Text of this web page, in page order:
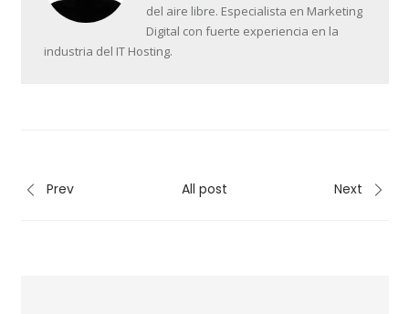
del aire libre. Especialista en Marketing
Digital con fuerte experiencia en la
industria del IT Hosting.
Prev All post Next